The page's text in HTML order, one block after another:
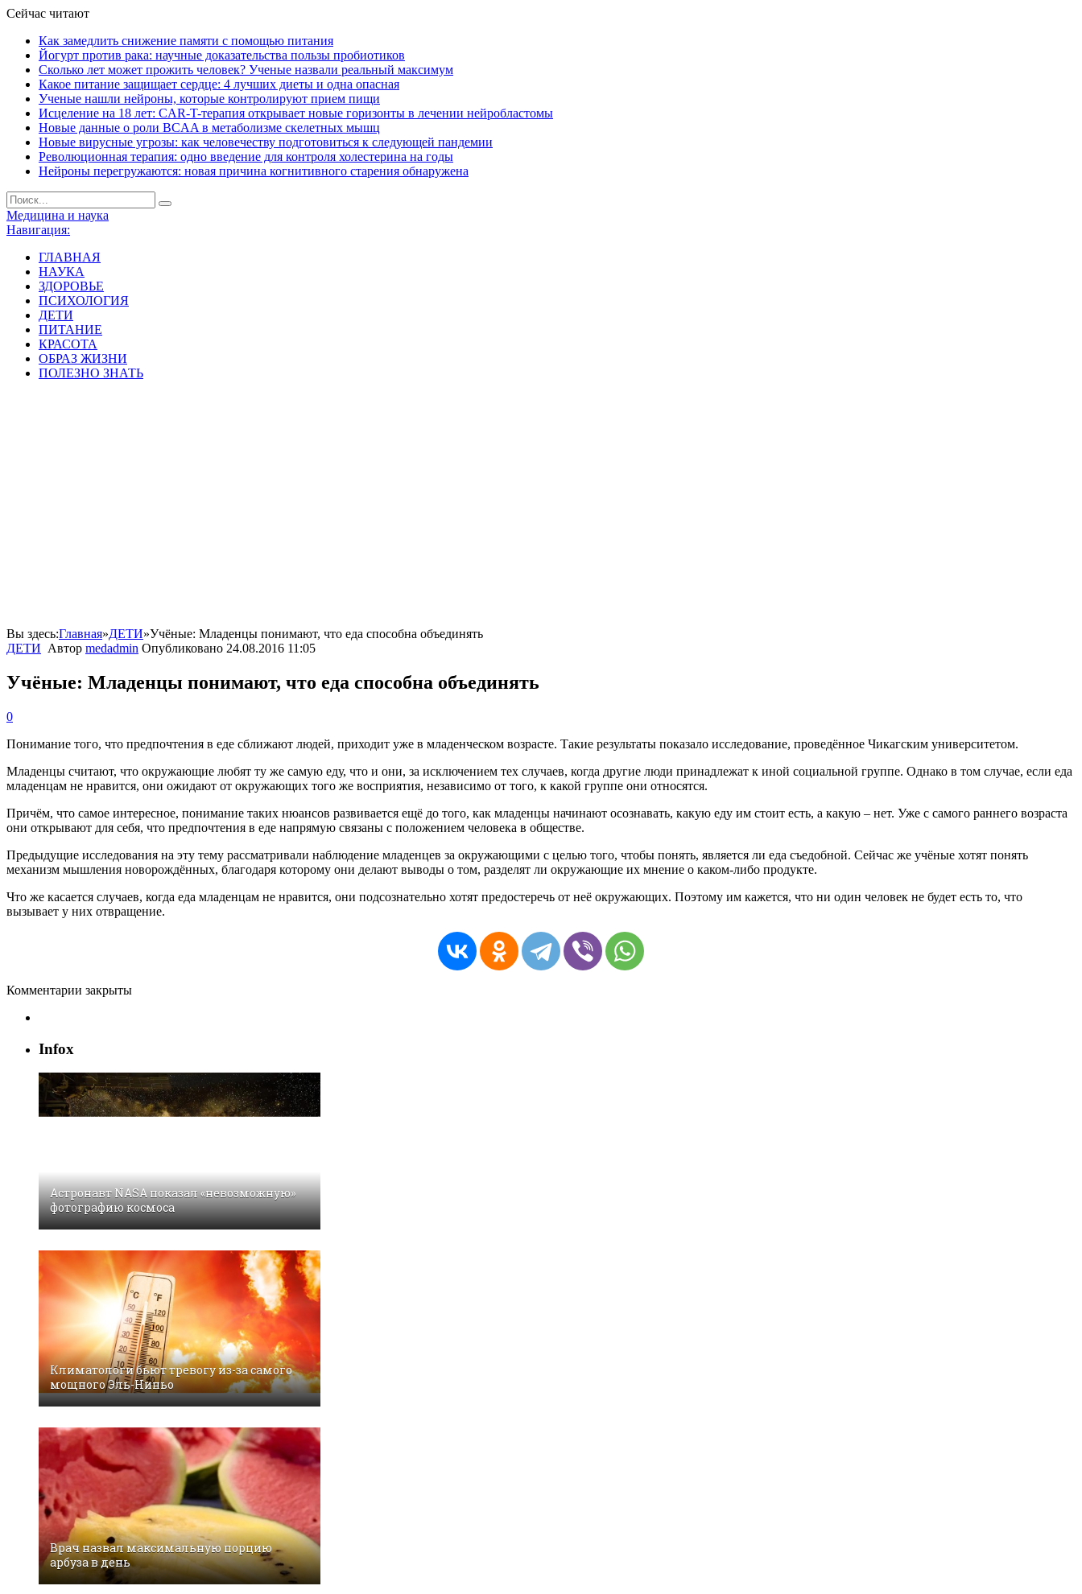
Сейчас читают
Как замедлить снижение памяти с помощью питания
Йогурт против рака: научные доказательства пользы пробиотиков
Сколько лет может прожить человек? Ученые назвали реальный максимум
Какое питание защищает сердце: 4 лучших диеты и одна опасная
Ученые нашли нейроны, которые контролируют прием пищи
Исцеление на 18 лет: CAR-T-терапия открывает новые горизонты в лечении нейробластомы
Новые данные о роли BCAA в метаболизме скелетных мышц
Новые вирусные угрозы: как человечеству подготовиться к следующей пандемии
Революционная терапия: одно введение для контроля холестерина на годы
Нейроны перегружаются: новая причина когнитивного старения обнаружена
Медицина и наука
Навигация:
ГЛАВНАЯ
НАУКА
ЗДОРОВЬЕ
ПСИХОЛОГИЯ
ДЕТИ
ПИТАНИЕ
КРАСОТА
ОБРАЗ ЖИЗНИ
ПОЛЕЗНО ЗНАТЬ
Вы здесь:Главная»ДЕТИ»Учёные: Младенцы понимают, что еда способна объединять
ДЕТИ Автор medadmin Опубликовано 24.08.2016 11:05
Учёные: Младенцы понимают, что еда способна объединять
0
Понимание того, что предпочтения в еде сближают людей, приходит уже в младенческом возрасте. Такие результаты показало исследование, проведённое Чикагским университетом.
Младенцы считают, что окружающие любят ту же самую еду, что и они, за исключением тех случаев, когда другие люди принадлежат к иной социальной группе. Однако в том случае, если еда
младенцам не нравится, они ожидают от окружающих того же восприятия, независимо от того, к какой группе они относятся.
Причём, что самое интересное, понимание таких нюансов развивается ещё до того, как младенцы начинают осознавать, какую еду им стоит есть, а какую – нет. Уже с самого раннего возраста
они открывают для себя, что предпочтения в еде напрямую связаны с положением человека в обществе.
Предыдущие исследования на эту тему рассматривали наблюдение младенцев за окружающими с целью того, чтобы понять, является ли еда съедобной. Сейчас же учёные хотят понять
механизм мышления новорождённых, благодаря которому они делают выводы о том, разделят ли окружающие их мнение о каком-либо продукте.
Что же касается случаев, когда еда младенцам не нравится, они подсознательно хотят предостеречь от неё окружающих. Поэтому им кажется, что ни один человек не будет есть то, что
вызывает у них отвращение.
Комментарии закрыты
Infox
Астронавт NASA показал «невозможную»
фотографию космоса
Климатологи бьют тревогу из-за самого
мощного Эль-Ниньо
Врач назвал максимальную порцию
арбуза в день